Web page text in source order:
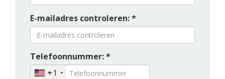
E-mailadres controleren: *
Telefoonnummer: *
+1